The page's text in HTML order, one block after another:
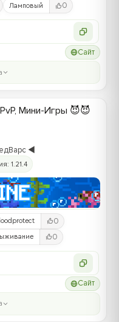
Ламповый 0
Сайт
Мини-Игры 😈😈
◀️
1.21.4
0
0
Сайт